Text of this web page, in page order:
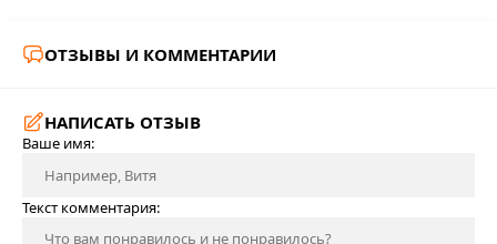
ОТЗЫВЫ И КОММЕНТАРИИ
НАПИСАТЬ ОТЗЫВ
Ваше имя:
Текст комментария: